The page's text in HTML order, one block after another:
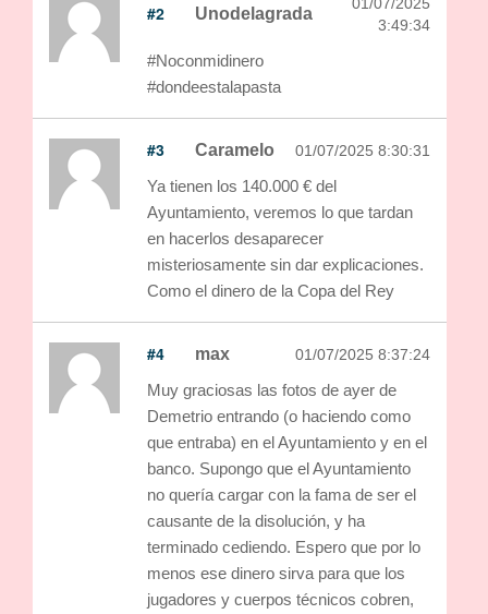
#2 Unodelagrada
3:49:34
#Noconmidinero
#dondeestalapasta
#3 Caramelo 01/07/2025 8:30:31
Ya tienen los 140.000 € del
Ayuntamiento, veremos lo que tardan
en hacerlos desaparecer
misteriosamente sin dar explicaciones.
Como el dinero de la Copa del Rey
#4 max 01/07/2025 8:37:24
Muy graciosas las fotos de ayer de
Demetrio entrando (o haciendo como
que entraba) en el Ayuntamiento y en el
banco. Supongo que el Ayuntamiento
no quería cargar con la fama de ser el
causante de la disolución, y ha
terminado cediendo. Espero que por lo
menos ese dinero sirva para que los
jugadores y cuerpos técnicos cobren,